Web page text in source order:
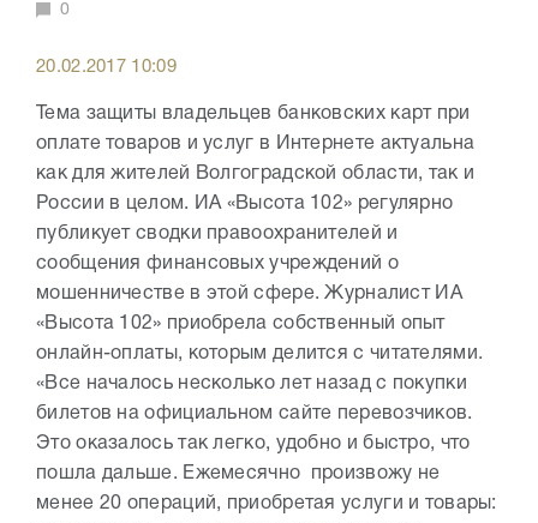
0
20.02.2017 10:09
Тема защиты владельцев банковских карт при
оплате товаров и услуг в Интернете актуальна
как для жителей Волгоградской области, так и
России в целом. ИА «Высота 102» регулярно
публикует сводки правоохранителей и
сообщения финансовых учреждений о
мошенничестве в этой сфере. Журналист ИА
«Высота 102» приобрела собственный опыт
онлайн-оплаты, которым делится с читателями.
«Все началось несколько лет назад с покупки
билетов на официальном сайте перевозчиков.
Это оказалось так легко, удобно и быстро, что
пошла дальше. Ежемесячно произвожу не
менее 20 операций, приобретая услуги и товары: